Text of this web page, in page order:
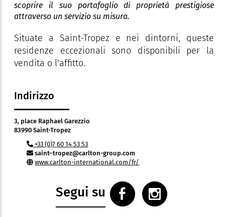
scoprire il suo portafoglio di proprietà prestigiose
attraverso un servizio su misura.
Situate a Saint-Tropez e nei dintorni, queste
residenze eccezionali sono disponibili per la
vendita o l'affitto.
Indirizzo
3, place Raphael Garezzio
83990 Saint-Tropez
+33 (0)7 60 14 53 53
saint–tropez@carlton-group.com
www.carlton-international.com/fr/
Segui su